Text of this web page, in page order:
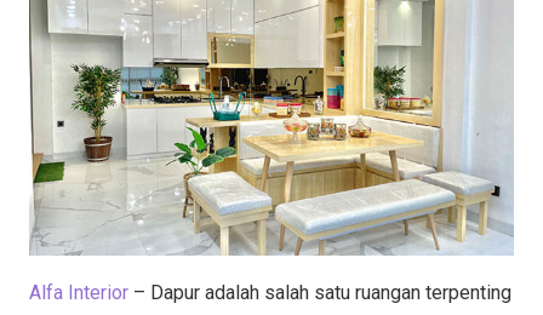
Alfa Interior – Dapur adalah salah satu ruangan terpenting